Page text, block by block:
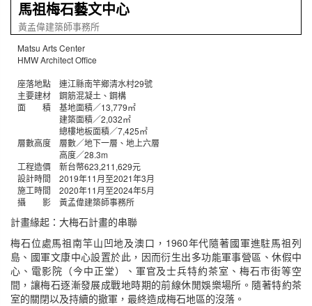
馬祖梅石藝文中心
黃孟偉建築師事務所
Matsu Arts Center
HMW Architect Office
座落地點 連江縣南竿鄉清水村29號
主要建材 鋼筋混凝土、鋼構
面 積 基地面積／13,779㎡
建築面積／2,032㎡
總樓地板面積／7,425㎡
層數高度 層數／地下一層、地上六層
高度／28.3m
工程造價 新台幣623,211,629元
設計時間 2019年11月至2021年3月
施工時間 2020年11月至2024年5月
攝 影 黃孟偉建築師事務所
計畫緣起：大梅石計畫的串聯
梅石位處馬祖南竿山凹地及澳口，1960年代隨著國軍進駐馬祖列
島、國軍文康中心設置於此，因而衍生出多功能軍事營區、休假中
心、電影院（今中正堂）、軍官及士兵特約茶室、梅石市街等空
間，讓梅石逐漸發展成戰地時期的前線休閒娛樂場所。隨著特約茶
室的關閉以及持續的撤軍，最終造成梅石地區的沒落。